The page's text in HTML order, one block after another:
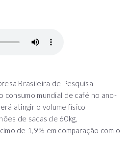
Brasileira de Pesquisa
consumo mundial de café no ano-
atingir o volume físico
de sacas de 60kg,
de 1,9% em comparação com o